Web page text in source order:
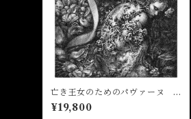
亡き王女のためのパヴァーヌ P
avane pour une infante défun
te 作：飴屋晶貴
¥19,800